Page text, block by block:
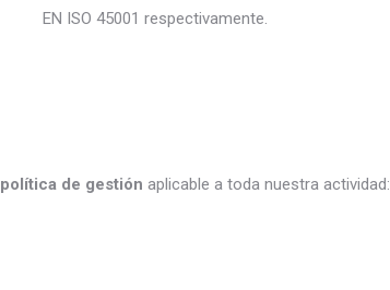
EN ISO 45001 respectivamente.
política de gestión aplicable a toda nuestra actividad: